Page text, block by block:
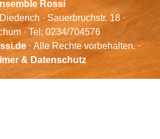
Rossi
· Sauerbruchstr. 18 ·
· Tel: 0234/704576
· Alle Rechte vorbehalten. ·
& Datenschutz